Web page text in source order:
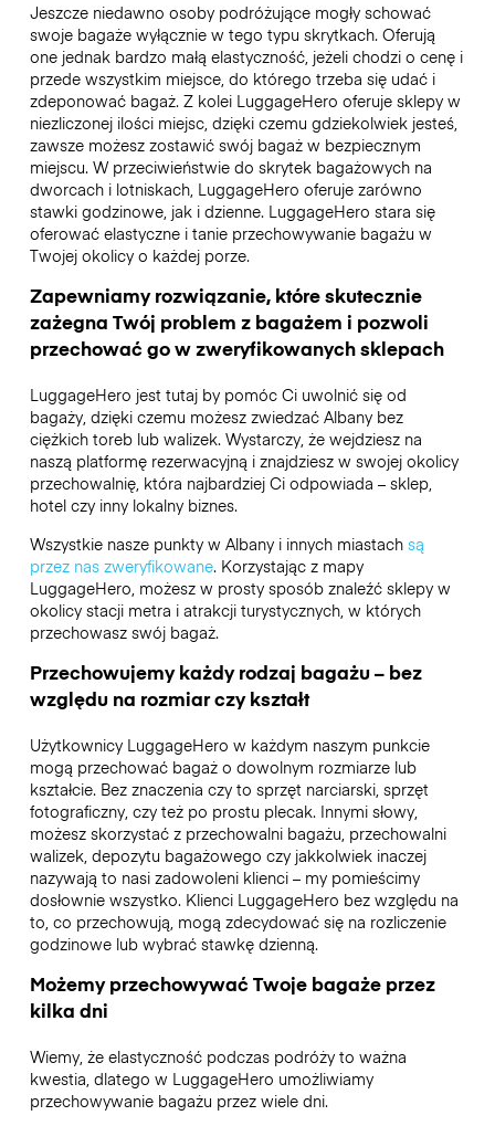
Jeszcze niedawno osoby podróżujące mogły schować
swoje bagaże wyłącznie w tego typu skrytkach. Oferują
one jednak bardzo małą elastyczność, jeżeli chodzi o cenę i
przede wszystkim miejsce, do którego trzeba się udać i
zdeponować bagaż. Z kolei LuggageHero oferuje sklepy w
niezliczonej ilości miejsc, dzięki czemu gdziekolwiek jesteś,
zawsze możesz zostawić swój bagaż w bezpiecznym
miejscu. W przeciwieństwie do skrytek bagażowych na
dworcach i lotniskach, LuggageHero oferuje zarówno
stawki godzinowe, jak i dzienne. LuggageHero stara się
oferować elastyczne i tanie przechowywanie bagażu w
Twojej okolicy o każdej porze.
Zapewniamy rozwiązanie, które skutecznie
zażegna Twój problem z bagażem i pozwoli
przechować go w zweryfikowanych sklepach
LuggageHero jest tutaj by pomóc Ci uwolnić się od
bagaży, dzięki czemu możesz zwiedzać Albany bez
ciężkich toreb lub walizek. Wystarczy, że wejdziesz na
naszą platformę rezerwacyjną i znajdziesz w swojej okolicy
przechowalnię, która najbardziej Ci odpowiada – sklep,
hotel czy inny lokalny biznes.
Wszystkie nasze punkty w Albany i innych miastach są
przez nas zweryfikowane. Korzystając z mapy
LuggageHero, możesz w prosty sposób znaleźć sklepy w
okolicy stacji metra i atrakcji turystycznych, w których
przechowasz swój bagaż.
Przechowujemy każdy rodzaj bagażu – bez
względu na rozmiar czy kształt
Użytkownicy LuggageHero w każdym naszym punkcie
mogą przechować bagaż o dowolnym rozmiarze lub
kształcie. Bez znaczenia czy to sprzęt narciarski, sprzęt
fotograficzny, czy też po prostu plecak. Innymi słowy,
możesz skorzystać z przechowalni bagażu, przechowalni
walizek, depozytu bagażowego czy jakkolwiek inaczej
nazywają to nasi zadowoleni klienci – my pomieścimy
dosłownie wszystko. Klienci LuggageHero bez względu na
to, co przechowują, mogą zdecydować się na rozliczenie
godzinowe lub wybrać stawkę dzienną.
Możemy przechowywać Twoje bagaże przez
kilka dni
Wiemy, że elastyczność podczas podróży to ważna
kwestia, dlatego w LuggageHero umożliwiamy
przechowywanie bagażu przez wiele dni.